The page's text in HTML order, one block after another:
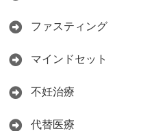
ファスティング
マインドセット
不妊治療
代替医療